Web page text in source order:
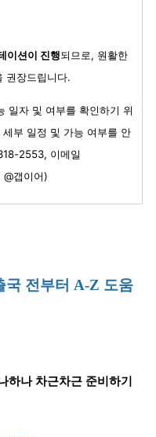
이션이 진행되므로, 원활한
권장드립니다.
일자 및 여부를 확인하기 위
부 일정 및 가능 여부를 안
2553, 이메일
갭이어)
국 전부터 A-Z 도움
하나 차근차근 준비하기